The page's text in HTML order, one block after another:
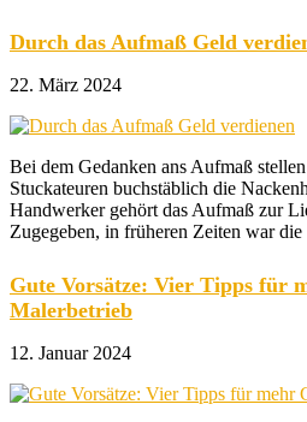
Durch das Aufmaß Geld
22. März 2024
Bei dem Gedanken ans Aufmaß
Stuckateuren buchstäblich die
Handwerker gehört das Aufmaß zur
Zugegeben, in früheren Zeiten war
Gute Vorsätze: Vier Tipps für
Malerbetrieb
12. Januar 2024